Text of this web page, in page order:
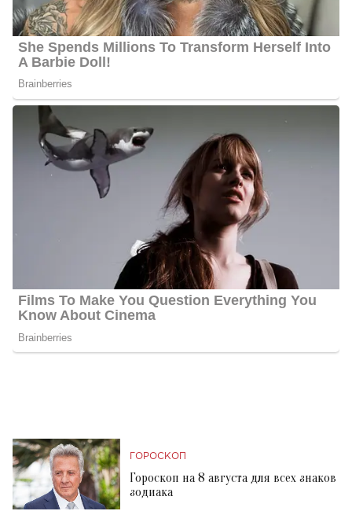
ГОРОСКОП
Гороскоп на 8 августа для всех знаков
зодиака